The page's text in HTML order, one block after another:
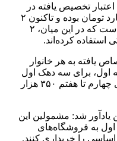
اعتبار تخصیص یافته در
استان تهران برای این طرح ۲۴۰۰ میلیارد تومان بوده و تاکنون ۲
میلیون و ۷۴۰ هزار تراکنش ثبت شده است که در این میان، ۲
استفاده کرده‌اند.
یافته به هر خانوار
اول، برای سه دهک اول
اعتبار ۵۰۰ هزار تومان و برای دهک‌های چهارم تا هفتم ۳۵۰ هزار
یادآور شد: مشمولین این
اول به فروشگاه‌های
را خریداری کنند.